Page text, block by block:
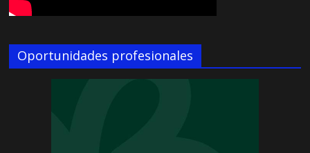
Oportunidades profesionales